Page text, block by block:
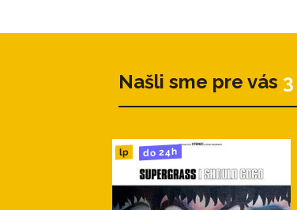
Našli sme pre vás 3
lp do 24h